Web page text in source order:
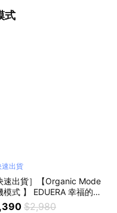
式
速出貨
速出貨］【Organic Mode
模式 】 EDUERA 幸福的禮
護系列護髮素( 750ML)
$2,980